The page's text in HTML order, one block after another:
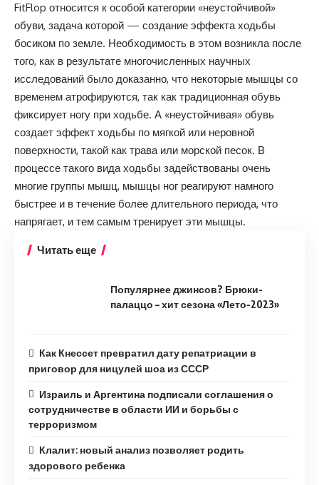
FitFlop относится к особой категории «неустойчивой»
обуви, задача которой — создание эффекта ходьбы
босиком по земле. Необходимость в этом возникла после
того, как в результате многочисленных научных
исследований было доказанно, что некоторые мышцы со
временем атрофируются, так как традиционная обувь
фиксирует ногу при ходьбе. А «неустойчивая» обувь
создает эффект ходьбы по мягкой или неровной
поверхности, такой как трава или морской песок. В
процессе такого вида ходьбы задействованы очень
многие группы мышц, мышцы ног реагируют намного
быстрее и в течение более длительного периода, что
напрягает, и тем самым тренирует эти мышцы.
Читать еще
Популярнее джинсов? Брюки-
палаццо – хит сезона «Лето-2023»
Как Кнессет превратил дату репатриации в
приговор для ницулей шоа из СССР
Израиль и Аргентина подписали соглашения о
сотрудничестве в области ИИ и борьбы с
терроризмом
Клалит: новый анализ позволяет родить
здорового ребенка